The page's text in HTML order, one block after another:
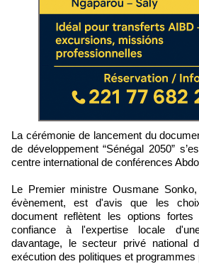
La cérémonie de lancement du document de politique nationale
de développement “Sénégal 2050”
centre international de conférences
Le Premier ministre Ousmane
évènement, est d'avis que les
document reflètent les options
confiance à l'expertise locale
davantage, le secteur privé national
exécution des politiques et programmes